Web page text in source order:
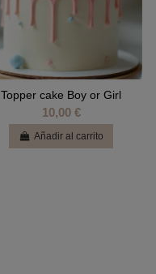
Topper cake Boy or Girl
10,00 €
Añadir al carrito